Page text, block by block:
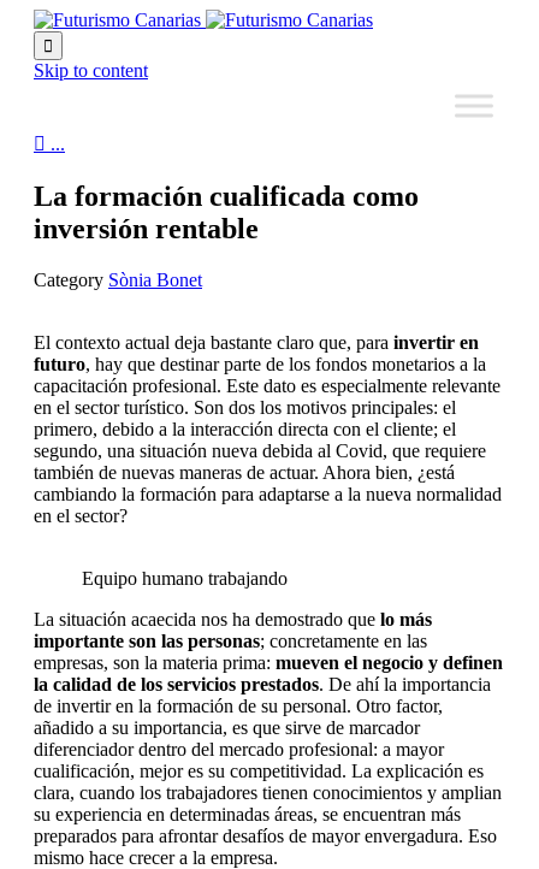

Skip to content
 ...
La formación cualificada como
inversión rentable
Category Sònia Bonet
El contexto actual deja bastante claro que, para invertir en
futuro, hay que destinar parte de los fondos monetarios a la
capacitación profesional. Este dato es especialmente relevante
en el sector turístico. Son dos los motivos principales: el
primero, debido a la interacción directa con el cliente; el
segundo, una situación nueva debida al Covid, que requiere
también de nuevas maneras de actuar. Ahora bien, ¿está
cambiando la formación para adaptarse a la nueva normalidad
en el sector?
Equipo humano trabajando
La situación acaecida nos ha demostrado que lo más
importante son las personas; concretamente en las
empresas, son la materia prima: mueven el negocio y definen
la calidad de los servicios prestados. De ahí la importancia
de invertir en la formación de su personal. Otro factor,
añadido a su importancia, es que sirve de marcador
diferenciador dentro del mercado profesional: a mayor
cualificación, mejor es su competitividad. La explicación es
clara, cuando los trabajadores tienen conocimientos y amplian
su experiencia en determinadas áreas, se encuentran más
preparados para afrontar desafíos de mayor envergadura. Eso
mismo hace crecer a la empresa.